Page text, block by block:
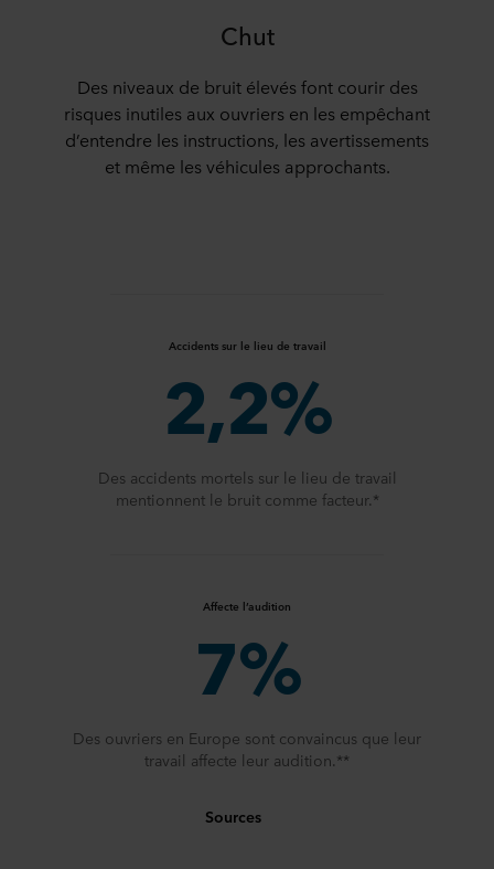
Chut
Des niveaux de bruit élevés font courir des
risques inutiles aux ouvriers en les empêchant
d’entendre les instructions, les avertissements
et même les véhicules approchants.
Accidents sur le lieu de travail
2,2%
Des accidents mortels sur le lieu de travail
mentionnent le bruit comme facteur.*
Affecte l’audition
7%
Des ouvriers en Europe sont convaincus que leur
travail affecte leur audition.**
Sources